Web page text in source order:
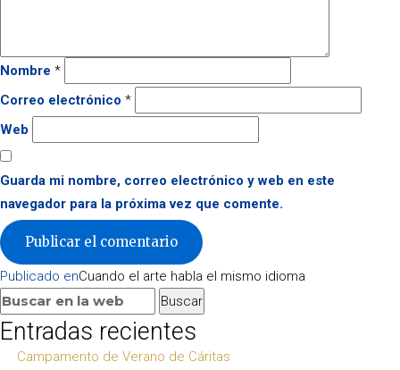
Nombre *
Correo electrónico *
Web
Guarda mi nombre, correo electrónico y web en este
navegador para la próxima vez que comente.
Navegación
de
entradas
Publicado enCuando el arte habla el mismo idioma
Buscar:
Buscar
Entradas recientes
Campamento de Verano de Cáritas